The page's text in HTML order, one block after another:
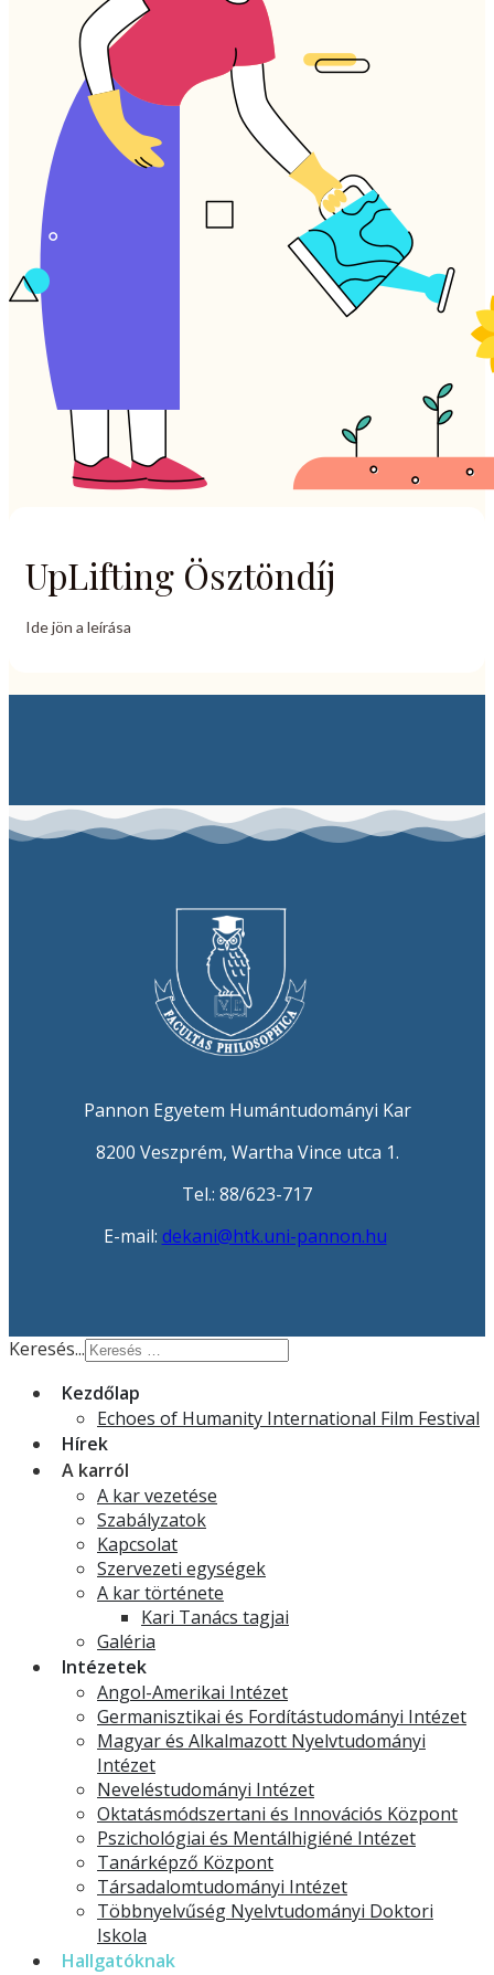
UpLifting Ösztöndíj
Ide jön a leírása
Pannon Egyetem Humántudományi Kar
8200 Veszprém, Wartha Vince utca 1.
Tel.: 88/623-717
E-mail: dekani@htk.uni-pannon.hu
Keresés...
Kezdőlap
Echoes of Humanity International Film Festival
Hírek
A karról
A kar vezetése
Szabályzatok
Kapcsolat
Szervezeti egységek
A kar története
Kari Tanács tagjai
Galéria
Intézetek
Angol-Amerikai Intézet
Germanisztikai és Fordítástudományi Intézet
Magyar és Alkalmazott Nyelvtudományi
Intézet
Neveléstudományi Intézet
Oktatásmódszertani és Innovációs Központ
Pszichológiai és Mentálhigiéné Intézet
Tanárképző Központ
Társadalomtudományi Intézet
Többnyelvűség Nyelvtudományi Doktori
Iskola
Hallgatóknak